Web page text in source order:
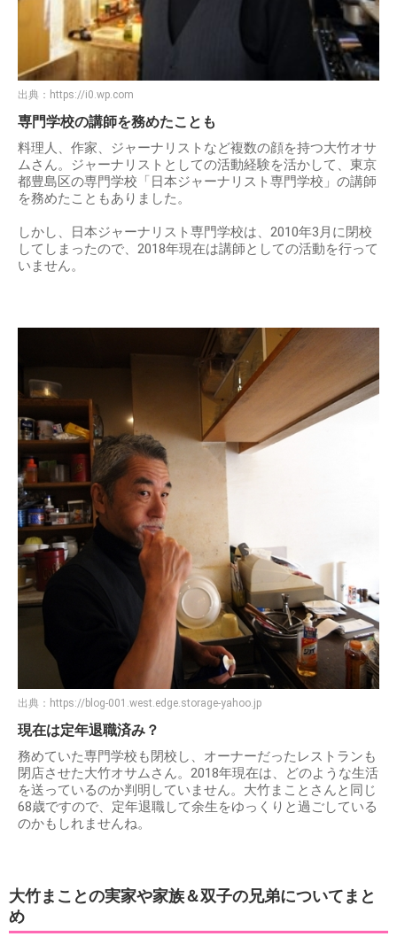
出典： https://i0.wp.com
専門学校の講師を務めたことも
料理人、作家、ジャーナリストなど複数の顔を持つ大竹オサ
ムさん。ジャーナリストとしての活動経験を活かして、東京
都豊島区の専門学校「日本ジャーナリスト専門学校」の講師
を務めたこともありました。
しかし、日本ジャーナリスト専門学校は、2010年3月に閉校
してしまったので、2018年現在は講師としての活動を行って
いません。
出典： https://blog-001.west.edge.storage-yahoo.jp
現在は定年退職済み？
務めていた専門学校も閉校し、オーナーだったレストランも
閉店させた大竹オサムさん。2018年現在は、どのような生活
を送っているのか判明していません。大竹まことさんと同じ
68歳ですので、定年退職して余生をゆっくりと過ごしている
のかもしれませんね。
大竹まことの実家や家族＆双子の兄弟についてまと
め